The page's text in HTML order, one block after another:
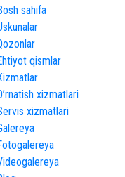
sahifa
qismlar
xizmatlari
xizmatlari